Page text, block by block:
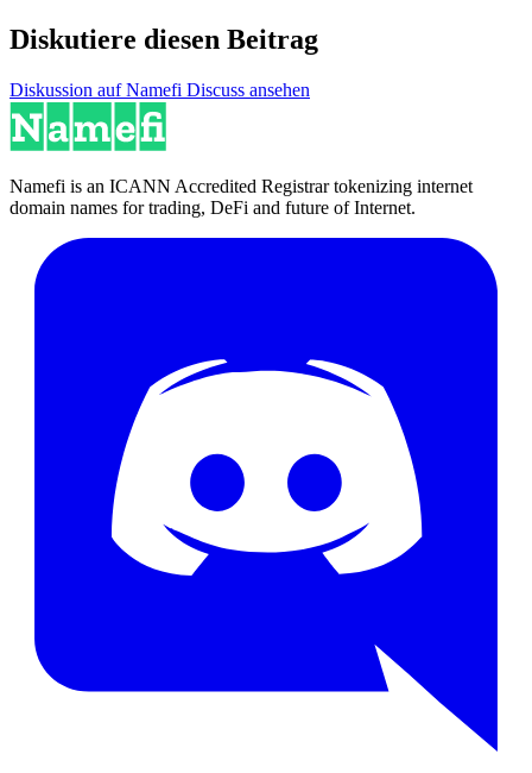
Diskutiere diesen Beitrag
Diskussion auf Namefi Discuss ansehen
Namefi is an ICANN Accredited Registrar tokenizing internet
domain names for trading, DeFi and future of Internet.